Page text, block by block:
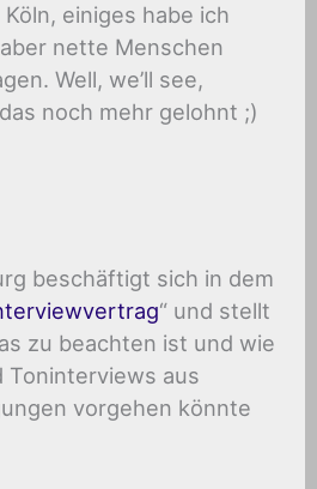
einiges habe ich
nette Menschen
Well, we’ll see,
noch mehr gelohnt ;)
beschäftigt sich in dem
“ und stellt
zu beachten ist und wie
Toninterviews aus
vorgehen könnte